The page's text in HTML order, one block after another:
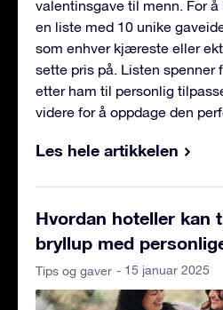
valentinsgave til menn. For
en liste med 10 unike
som enhver kjæreste eller
sette pris på. Listen spenner
etter ham til personlig
videre for å oppdage den
Les hele artikkelen
Hvordan hoteller kan
bryllup med
Tips og gaver - 15 januar 2025